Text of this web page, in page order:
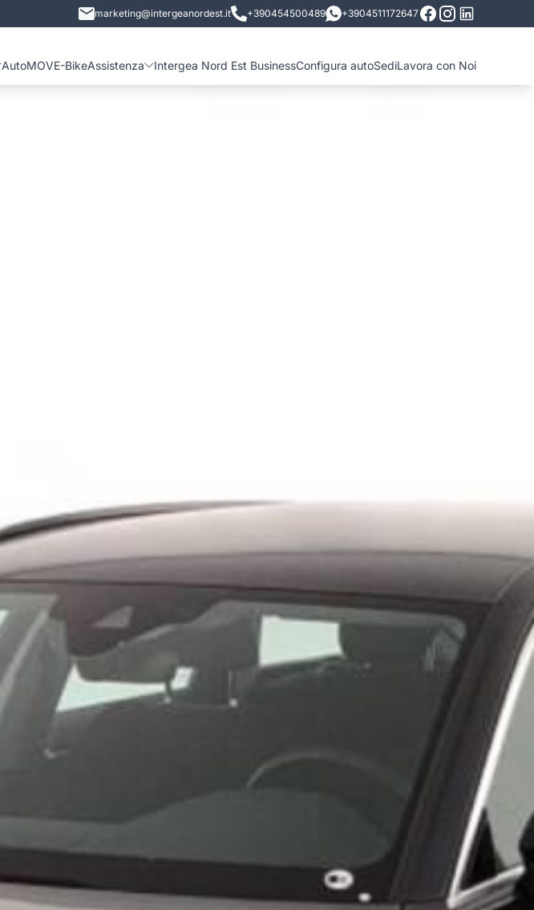
marketing@intergeanordest.it +390454500489 +3904511172647
AutoMOVE-BikeAssistenza Intergea Nord Est BusinessConfigura autoSediLavora con Noi